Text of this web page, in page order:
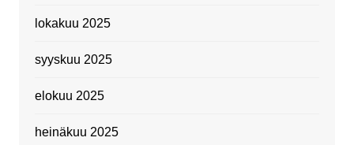
lokakuu 2025
syyskuu 2025
elokuu 2025
heinäkuu 2025